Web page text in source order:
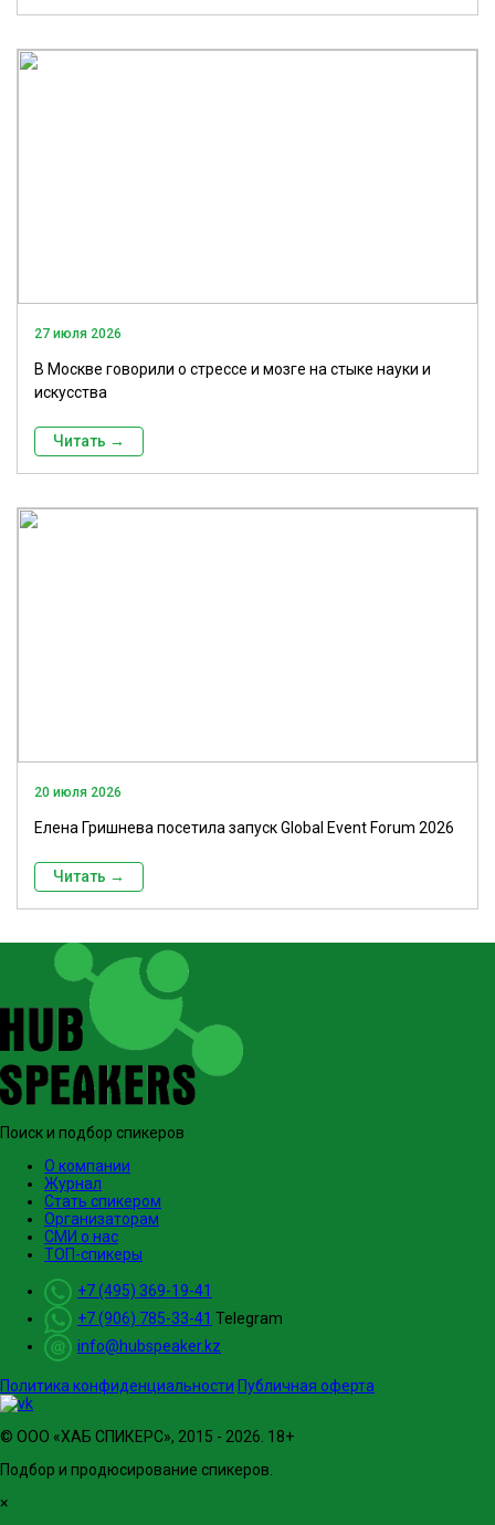
27 июля 2026
В Москве говорили о стрессе и мозге на стыке науки и
искусства
Читать →
20 июля 2026
Елена Гришнева посетила запуск Global Event Forum 2026
Читать →
Поиск и подбор спикеров
О компании
Журнал
Стать спикером
Организаторам
СМИ о нас
ТОП-спикеры
+7 (495) 369-19-41
+7 (906) 785-33-41 Telegram
info@hubspeaker.kz
Политика конфиденциальности Публичная оферта
© ООО «ХАБ СПИКЕРС», 2015 - 2026. 18+
Подбор и продюсирование спикеров.
×